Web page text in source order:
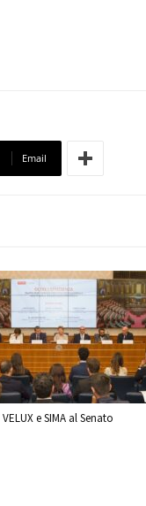
Email
e SIMA al Senato